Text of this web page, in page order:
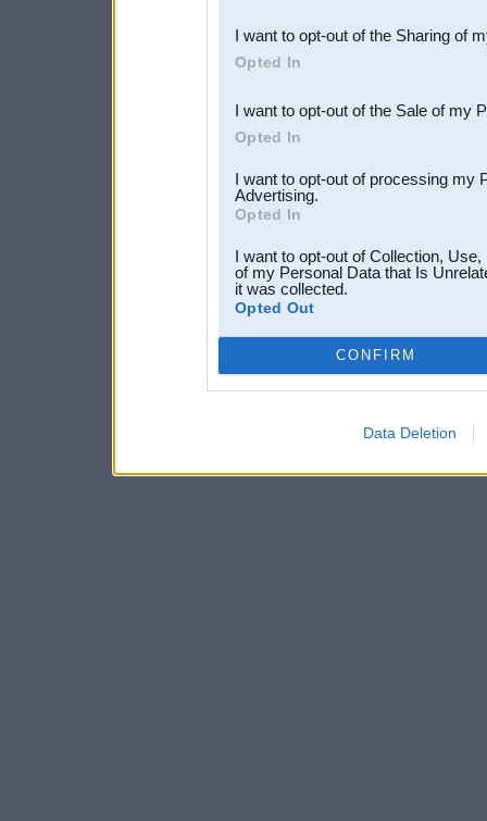
Downstream Participants
third parties.
I want to opt-out of the Sharing of
Opted In
I want to opt-out of the Sale of my
Opted In
I want to opt-out of processing my
Advertising.
Opted In
I want to opt-out of Collection,
of my Personal Data that Is
it was collected.
Opted Out
CONFIRM
Data Deletion